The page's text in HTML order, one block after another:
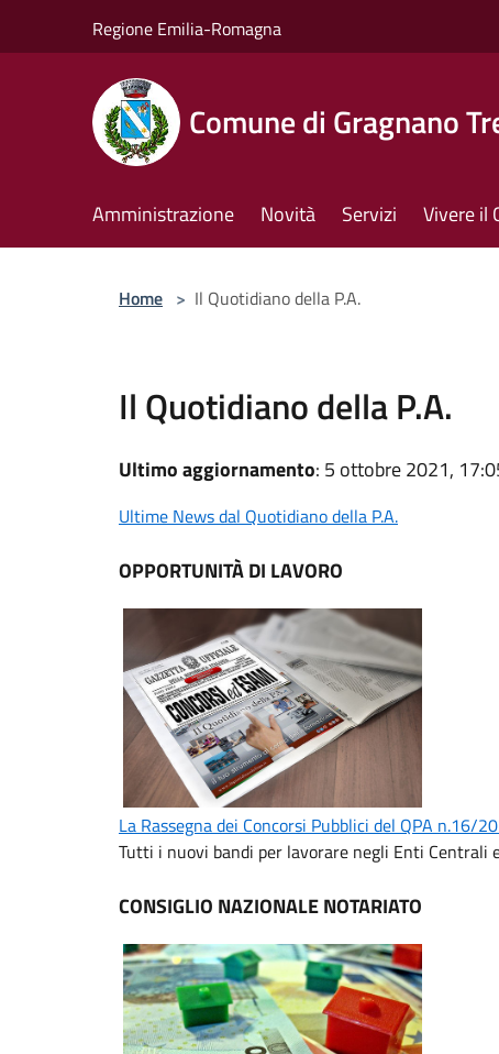
Regione Emilia-Romagna
Comune di Gragnano
Amministrazione Novità Servizi Vivere il
Home > Il Quotidiano della P.A.
Il Quotidiano della P.A.
Ultimo aggiornamento: 5 ottobre 2021,
Ultime News dal Quotidiano della P.A.
OPPORTUNITÀ DI LAVORO
La Rassegna dei Concorsi Pubblici del QPA n.16/
Tutti i nuovi bandi per lavorare negli Enti Centrali
CONSIGLIO NAZIONALE NOTARIATO